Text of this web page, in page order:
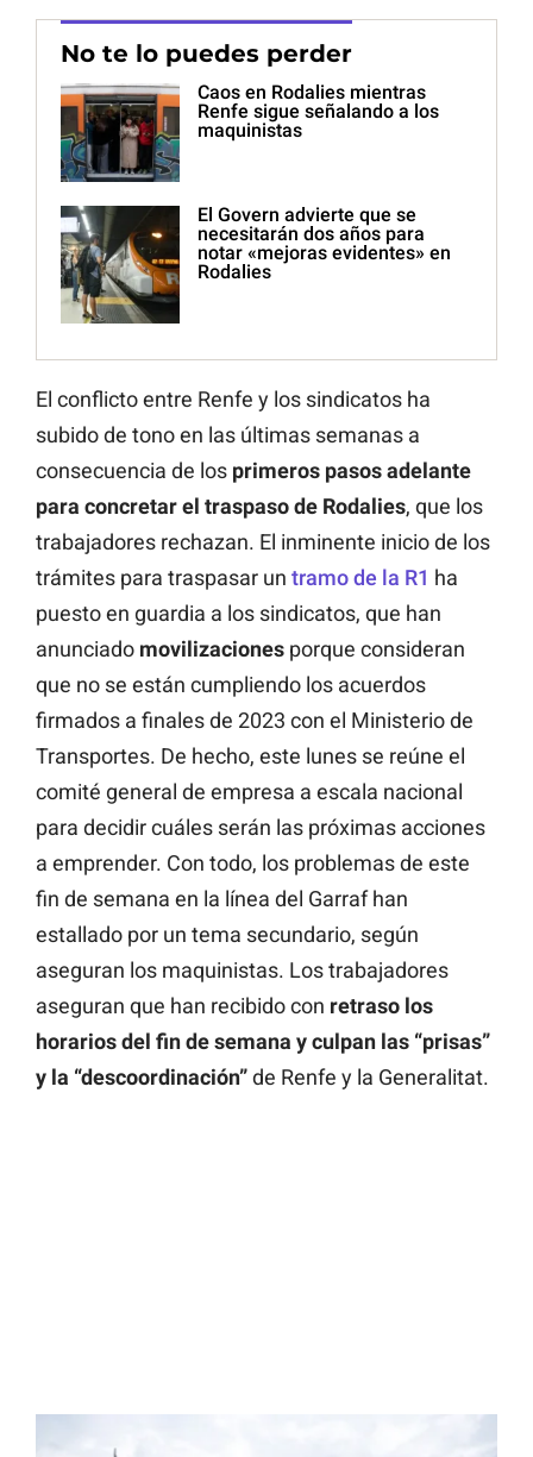
No te lo puedes perder
Caos en Rodalies mientras
Renfe sigue señalando a los
maquinistas
El Govern advierte que se
necesitarán dos años para
notar «mejoras evidentes» en
Rodalies
El conflicto entre Renfe y los sindicatos ha
subido de tono en las últimas semanas a
consecuencia de los primeros pasos adelante
para concretar el traspaso de Rodalies, que los
trabajadores rechazan. El inminente inicio de los
trámites para traspasar un tramo de la R1 ha
puesto en guardia a los sindicatos, que han
anunciado movilizaciones porque consideran
que no se están cumpliendo los acuerdos
firmados a finales de 2023 con el Ministerio de
Transportes. De hecho, este lunes se reúne el
comité general de empresa a escala nacional
para decidir cuáles serán las próximas acciones
a emprender. Con todo, los problemas de este
fin de semana en la línea del Garraf han
estallado por un tema secundario, según
aseguran los maquinistas. Los trabajadores
aseguran que han recibido con retraso los
horarios del fin de semana y culpan las “prisas”
y la “descoordinación”de Renfe y la Generalitat.